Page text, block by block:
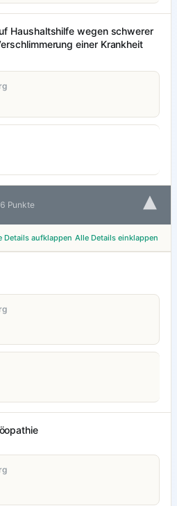
Haushaltshilfe wegen schwerer
einer Krankheit
6 Punkte ▾
Details aufklappen Alle Details einklappen